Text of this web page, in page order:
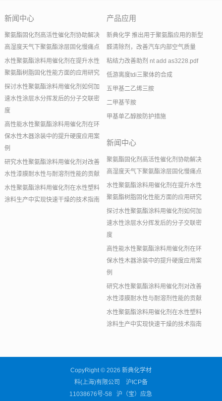
新闻中心
聚氨酯固化剂高活性催化剂协助解决
高湿度天气下聚氨酯涂层固化慢痛点
水性聚氨酯涂料用催化剂在提升水性
聚氨酯树脂固化性能方面的应用研究
探讨水性聚氨酯涂料用催化剂如何加
速水性涂层水分挥发后的分子交联密
度
高性能水性聚氨酯涂料用催化剂在环
保水性木器涂装中的提升硬度应用案
例
研究水性聚氨酯涂料用催化剂对改善
水性漆膜耐水性与耐溶剂性能的贡献
水性聚氨酯涂料用催化剂在水性塑料
涂料生产中实现快速干燥的技术指南
产品应用
新典化学 推出用于聚氨酯应用的新型
醛清除剂，改善汽车内部空气质量
粘结力改善助剂 nt add as3228.pdf
低游离度tdi三聚体的合成
五甲基二乙烯三胺
二甲基苄胺
甲基单乙醇胺防护措施
新闻中心
聚氨酯固化剂高活性催化剂协助解决
高湿度天气下聚氨酯涂层固化慢痛点
水性聚氨酯涂料用催化剂在提升水性
聚氨酯树脂固化性能方面的应用研究
探讨水性聚氨酯涂料用催化剂如何加
速水性涂层水分挥发后的分子交联密
度
高性能水性聚氨酯涂料用催化剂在环
保水性木器涂装中的提升硬度应用案
例
研究水性聚氨酯涂料用催化剂对改善
水性漆膜耐水性与耐溶剂性能的贡献
水性聚氨酯涂料用催化剂在水性塑料
涂料生产中实现快速干燥的技术指南
CopyRight © 2026 新典化学材
料(上海)有限公司 沪ICP备
11038676号-58
沪（宝）应急